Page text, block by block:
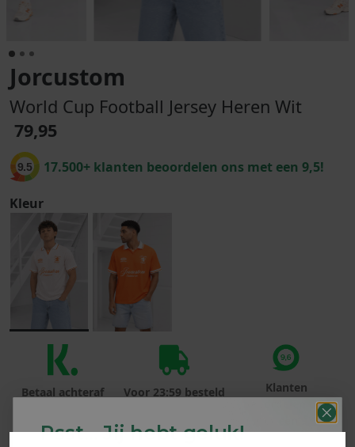
Jorcustom
World Cup Football Jersey Heren Wit
79,95
9.5 17.500+ klanten beoordelen ons met een 9,5!
Kleur
Betaal achteraf
Voor 23:59 besteld
Klanten
beoordelen ons
met een 9,6!
Psst... Jij hebt geluk!